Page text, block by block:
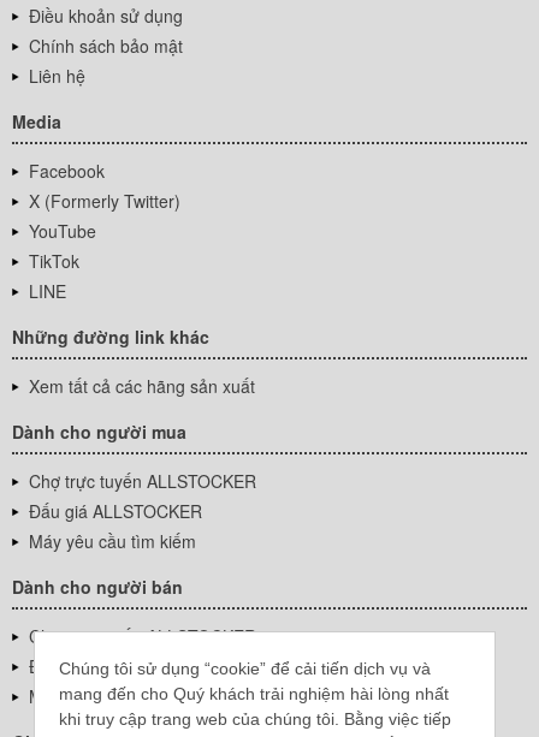
Chúng tôi sử dụng “cookie” để cải tiến dịch vụ và
mang đến cho Quý khách trải nghiệm hài lòng nhất
khi truy cập trang web của chúng tôi. Bằng việc tiếp
Điều khoản sử dụng
Chính sách bảo mật
Liên hệ
Media
Facebook
X (Formerly Twitter)
YouTube
TikTok
LINE
Những đường link khác
Xem tất cả các hãng sản xuất
Dành cho người mua
Chợ trực tuyến ALLSTOCKER
Đấu giá ALLSTOCKER
Máy yêu cầu tìm kiếm
Dành cho người bán
Chợ trực tuyến ALLSTOCKER
Đấu giá ALLSTOCKER
Máy yêu cầu tìm kiếm